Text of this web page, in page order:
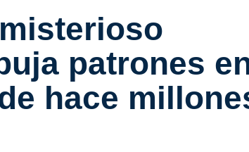
patrones
hace